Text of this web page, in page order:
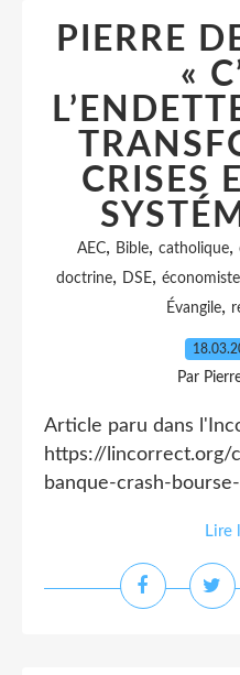
PIERRE
«
CRISES
AEC, Bible, catholique,
doctrine, DSE, économiste
Évangile,
Par
Article paru dans
https://lincorrect.org/
banque-crash-
Lire